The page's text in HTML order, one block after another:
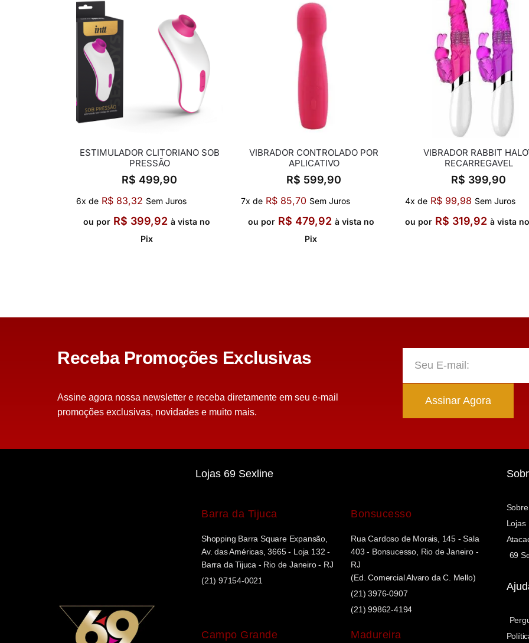
ESTIMULADOR CLITORIANO SOB
PRESSÃO
R$ 499,90
6x de R$83,32 Sem Juros
ou por R$ 399,92 à vista no
Pix
VIBRADOR CONTROLADO POR
APLICATIVO
R$ 599,90
7x de R$85,70 Sem Juros
ou por R$ 479,92 à vista no
Pix
VIBRADOR RABBIT
RECARREGAVEL
R$ 399,90
4x de R$ 99,98 Sem Juros
ou por R$ 319,92 à vista
Receba Promoções Exclusivas
Assine agora nossa newsletter e receba diretamente em seu e-mail
promoções exclusivas, novidades e muito mais.
Assinar Agora
Lojas 69 Sexline
Barra da Tijuca
Shopping Barra Square Expansão,
Av. das Américas, 3665 - Loja 132 -
Barra da Tijuca - Rio de Janeiro - RJ
(21) 97154-0021
Bonsucesso
Rua Cardoso de Morais, 145 - Sala
403 - Bonsucesso, Rio de Janeiro -
RJ
(Ed. Comercial Alvaro da C. Mello)
(21) 3976-0907
(21) 99862-4194
Campo Grande Madureira
Lojas
69